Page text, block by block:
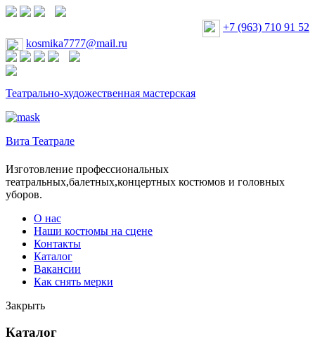
+7 (963) 710 91 52
kosmika7777@mail.ru
Театрально-художественная мастерская
Вита Театрале
Изготовление профессиональных
театральных,балетных,концертных костюмов и головных
уборов.
О нас
Наши костюмы на сцене
Контакты
Каталог
Вакансии
Как снять мерки
Закрыть
Каталог